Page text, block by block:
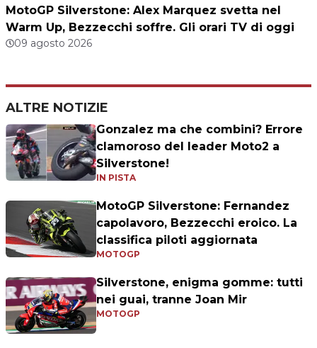
MotoGP Silverstone: Alex Marquez svetta nel
Warm Up, Bezzecchi soffre. Gli orari TV di oggi
09 agosto 2026
ALTRE NOTIZIE
Gonzalez ma che combini? Errore
clamoroso del leader Moto2 a
Silverstone!
IN PISTA
MotoGP Silverstone: Fernandez
capolavoro, Bezzecchi eroico. La
classifica piloti aggiornata
MOTOGP
Silverstone, enigma gomme: tutti
nei guai, tranne Joan Mir
MOTOGP